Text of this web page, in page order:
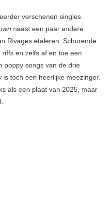
verschenen singles
naast een paar andere
Rivages etaleren. Schurende
en zelfs af en toe een
poppy songs van de drie
is toch een heerlijke meezinger.
als een plaat van 2025, maar